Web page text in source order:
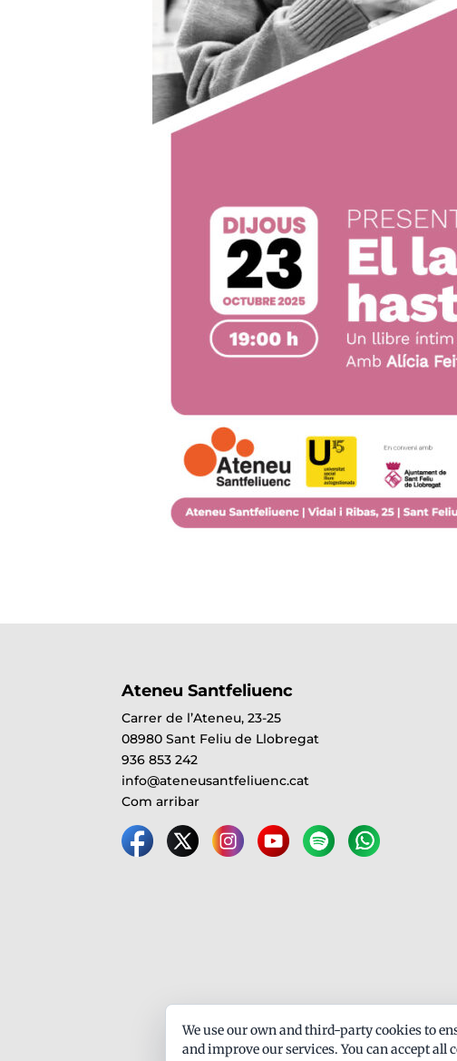
Ateneu Santfeliuenc
Carrer de l’Ateneu, 23-25
08980 Sant Feliu de Llobregat
936 853 242
info@ateneusantfeliuenc.cat
Com arribar
We use our own and third-party cookies to
and improve our services. You can accept